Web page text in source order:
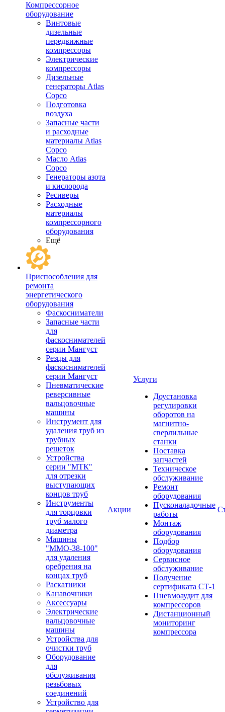
Компрессорное
оборудование
Винтовые
дизельные
передвижные
компрессоры
Электрические
компрессоры
Дизельные
генераторы Atlas
Copco
Подготовка
воздуха
Запасные части
и расходные
материалы Atlas
Copco
Масло Atlas
Copco
Генераторы азота
и кислорода
Ресиверы
Расходные
материалы
компрессорного
оборудования
Ещё
Приспособления для
ремонта
энергетического
оборудования
Фаскосниматели
Запасные части
для
фаскоснимателей
серии Мангуст
Резцы для
фаскоснимателей
серии Мангуст
Пневматические
реверсивные
вальцовочные
машины
Инструмент для
удаления труб из
трубных
решеток
Устройства
серии "МТК"
для отрезки
выступающих
концов труб
Инструменты
для торцовки
труб малого
диаметра
Машины
"ММО-38-100"
для удаления
оребрения на
концах труб
Раскатники
Канавочники
Аксессуары
Электрические
вальцовочные
машины
Устройства для
очистки труб
Оборудование
для
обслуживания
резьбовых
соединений
Устройство для
Акции
Услуги
Доустановка
регулировки
оборотов на
магнитно-
сверлильные
станки
Поставка
запчастей
Техническое
обслуживание
Ремонт
оборудования
Пусконаладочные
работы
Монтаж
оборудования
Подбор
оборудования
Сервисное
обслуживание
Получение
сертификата СТ-1
Пневмоаудит для
компрессоров
Дистанционный
мониторинг
компрессора